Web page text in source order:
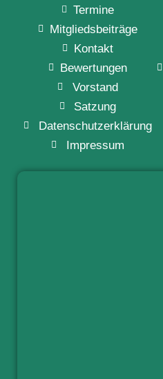
Termine
Mitgliedsbeiträge
Kontakt
Bewertungen
Vorstand
Satzung
Datenschutzerklärung
Impressum